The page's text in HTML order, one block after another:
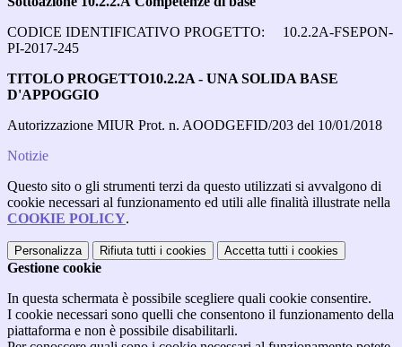
CODICE IDENTIFICATIVO PROGETTO: 10.2.2A-FSEPON-
PI-2017-245
TITOLO PROGETTO10.2.2A - UNA SOLIDA BASE
D'APPOGGIO
Autorizzazione MIUR Prot. n. AOODGEFID/203 del 10/01/2018
Notizie
Questo sito o gli strumenti terzi da questo utilizzati si avvalgono di
cookie necessari al funzionamento ed utili alle finalità illustrate nella
COOKIE POLICY.
Personalizza Rifiuta tutti i cookies Accetta tutti i cookies
Gestione cookie
In questa schermata è possibile scegliere quali cookie consentire.
I cookie necessari sono quelli che consentono il funzionamento della
piattaforma e non è possibile disabilitarli.